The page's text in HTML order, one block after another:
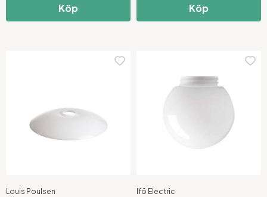
Köp Köp
Louis Poulsen Ifö Electric